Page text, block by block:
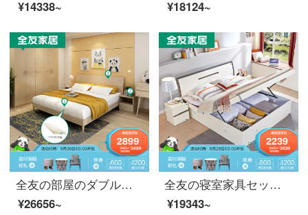
¥14338~
¥18124~
全友の部屋のダブルベッド1.5 mベッドルームのベッド現代簡単な寝室ベッドマットワルターブルックセット家具セット1.8 mの大きいベッド10632ダブルベッド+マットレス*2+5つのワルターブルック+マットレス1800*2000
¥26656~
全友の寝室家具セット全友の部屋と現代簡単な寝室の高箱ベッド環境保護1.8メートルダブルベッドのヘッドセットセット12271高箱のベッド+右のベッドのヘッドセット1500*2000
¥19343~